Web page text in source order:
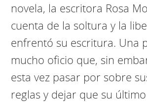
novela, la escritora Rosa
cuenta de la soltura y la
enfrentó su escritura. Una
mucho oficio que, sin
esta vez pasar por sobre
reglas y dejar que su